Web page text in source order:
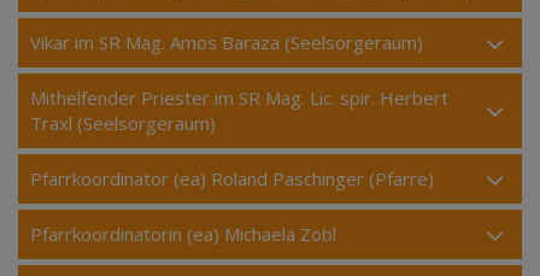
Vikar im SR Mag. Amos Baraza (Seelsorgeraum)
Mithelfender Priester im SR Mag. Lic. spir. Herbert
Traxl (Seelsorgeraum)
Pfarrkoordinator (ea) Roland Paschinger (Pfarre)
Pfarrkoordinatorin (ea) Michaela Zobl